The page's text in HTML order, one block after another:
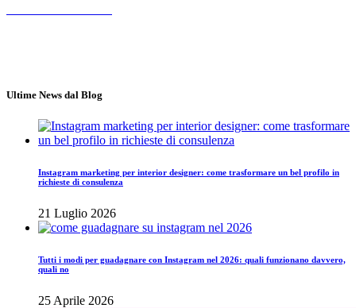
Ultime News dal Blog
Instagram marketing per interior designer: come trasformare un bel profilo in
richieste di consulenza
21 Luglio 2026
Tutti i modi per guadagnare con Instagram nel 2026: quali funzionano davvero,
quali no
25 Aprile 2026